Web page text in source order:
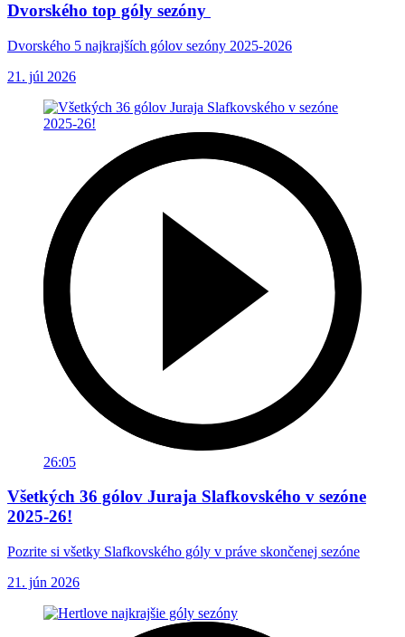
Dvorského top góly sezóny
Dvorského 5 najkrajších gólov sezóny 2025-2026
21. júl 2026
26:05
Všetkých 36 gólov Juraja Slafkovského v sezóne
2025-26!
Pozrite si všetky Slafkovského góly v práve skončenej sezóne
21. jún 2026